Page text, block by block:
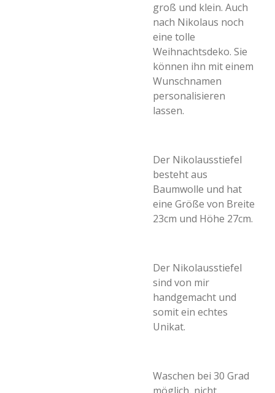
groß und klein. Auch
nach Nikolaus noch
eine tolle
Weihnachtsdeko. Sie
können ihn mit einem
Wunschnamen
personalisieren
lassen.
Der Nikolausstiefel
besteht aus
Baumwolle und hat
eine Größe von Breite
23cm und Höhe 27cm.
Der Nikolausstiefel
sind von mir
handgemacht und
somit ein echtes
Unikat.
Waschen bei 30 Grad